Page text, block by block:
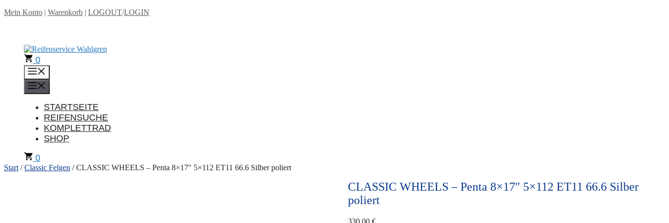
Zum
Mein Konto | Warenkorb | LOGOUT/LOGIN
0
STARTSEITE
REIFENSUCHE
KOMPLETTRAD
SHOP
0
Start /Classic Felgen / CLASSIC WHEELS – Penta 8×17″ 5×112 ET11 66.6 Silber poliert
CLASSIC WHEELS – Penta 8×17″ 5×112 ET11 66.6 Silber
poliert
330,00 €